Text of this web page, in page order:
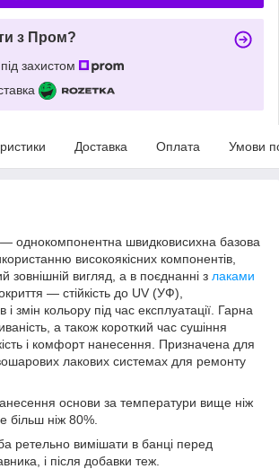
з Пром?
захистом
Доставка Оплата Умови
— однокомпонентна швидковисихна базова
високоякісних компонентів,
зовнішній вигляд, а в поєднанні з лаками
— стійкість до UV (УФ),
змін кольору під час експлуатації. Гарна
а також короткий час сушіння
і комфорт нанесення. Призначена для
лакових системах для ремонту
основи за температури вище ніж
більш ніж 80%.
ретельно вимішати в банці перед
і після добавки теж.